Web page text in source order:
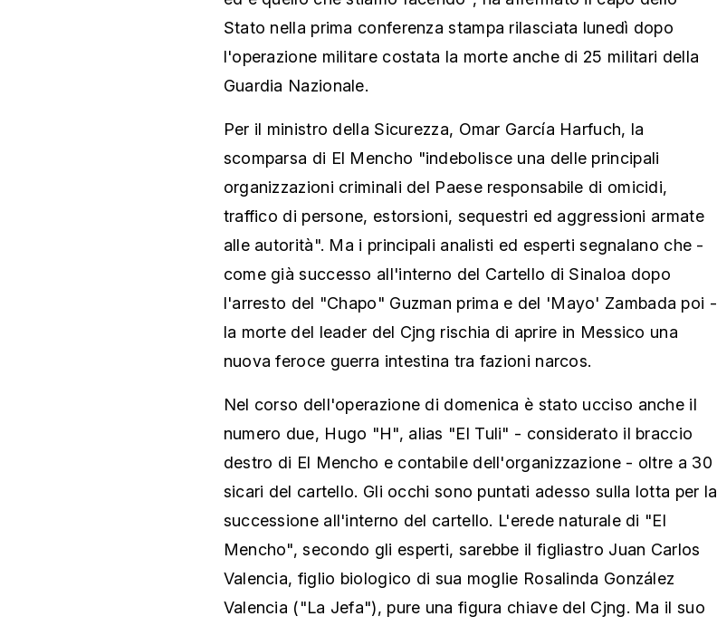
Stato nella prima conferenza stampa rilasciata lunedì dopo
l'operazione militare costata la morte anche di 25 militari della
Guardia Nazionale.
Per il ministro della Sicurezza, Omar García Harfuch, la
scomparsa di El Mencho "indebolisce una delle principali
organizzazioni criminali del Paese responsabile di omicidi,
traffico di persone, estorsioni, sequestri ed aggressioni armate
alle autorità". Ma i principali analisti ed esperti segnalano che -
come già successo all'interno del Cartello di Sinaloa dopo
l'arresto del "Chapo" Guzman prima e del 'Mayo' Zambada poi -
la morte del leader del Cjng rischia di aprire in Messico una
nuova feroce guerra intestina tra fazioni narcos.
Nel corso dell'operazione di domenica è stato ucciso anche il
numero due, Hugo "H", alias "El Tuli" - considerato il braccio
destro di El Mencho e contabile dell'organizzazione - oltre a 30
sicari del cartello. Gli occhi sono puntati adesso sulla lotta per la
successione all'interno del cartello. L'erede naturale di "El
Mencho", secondo gli esperti, sarebbe il figliastro Juan Carlos
Valencia, figlio biologico di sua moglie Rosalinda González
Valencia ("La Jefa"), pure una figura chiave del Cjng. Ma il suo